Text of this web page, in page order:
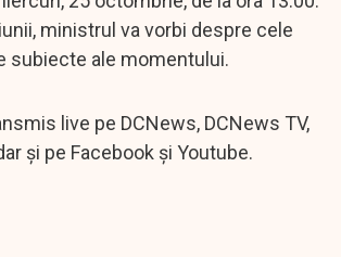
ministrul va vorbi despre cele
subiecte ale momentului.
live pe DCNews, DCNews TV,
şi pe Facebook şi Youtube.